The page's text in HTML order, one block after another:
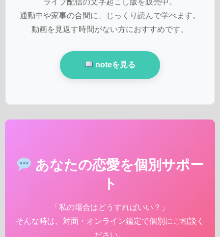
ライブ配信の文字起こし版を販売中。
通勤中や家事の合間に、じっくり読んで学べます。
動画を見返す時間がない方におすすめです。
noteを見る
あなたの恋愛を個別サポー
ト
「私の場合はどうすればいい？」
そんな時は、対面・オンライン鑑定で個別にご相談く
ださい。